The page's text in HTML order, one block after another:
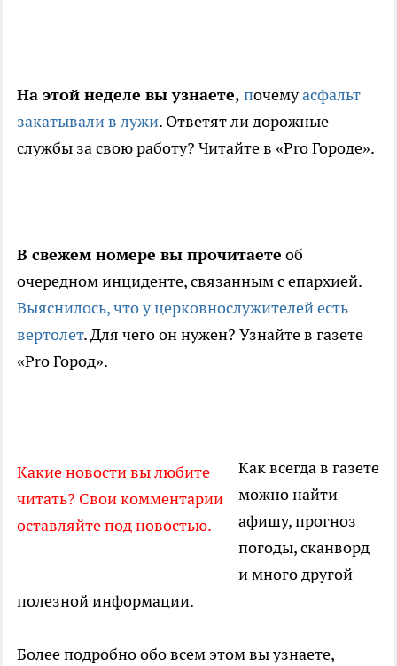
На этой неделе вы узнаете, почемуасфальт
закатывали в лужи. Ответят ли дорожные
службы за свою работу? Читайте в «Pro Городе».
В свежем номере вы прочитаете об
очередном инциденте, связанным с епархией.
Выяснилось, что у церковнослужителей есть
вертолет. Для чего он нужен? Узнайте в газете
«Pro Город».
Какие новости вы любите
читать? Свои комментарии
оставляйте под новостью.
Как всегда в газете
можно найти
афишу, прогноз
погоды, сканворд
и много другой
полезной информации.
Более подробно обо всем этом вы узнаете,